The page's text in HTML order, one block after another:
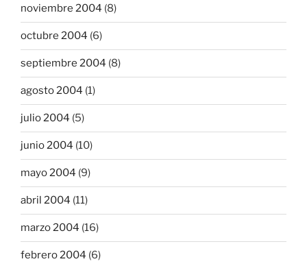
noviembre 2004 (8)
octubre 2004 (6)
septiembre 2004 (8)
agosto 2004 (1)
julio 2004 (5)
junio 2004 (10)
mayo 2004 (9)
abril 2004 (11)
marzo 2004 (16)
febrero 2004 (6)